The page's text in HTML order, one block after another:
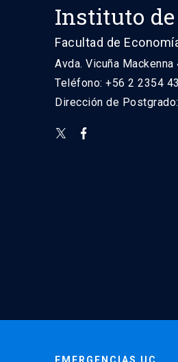
Instituto
Facultad de
Avda. Vicuña
Teléfono: +56 2 2354
Dirección de